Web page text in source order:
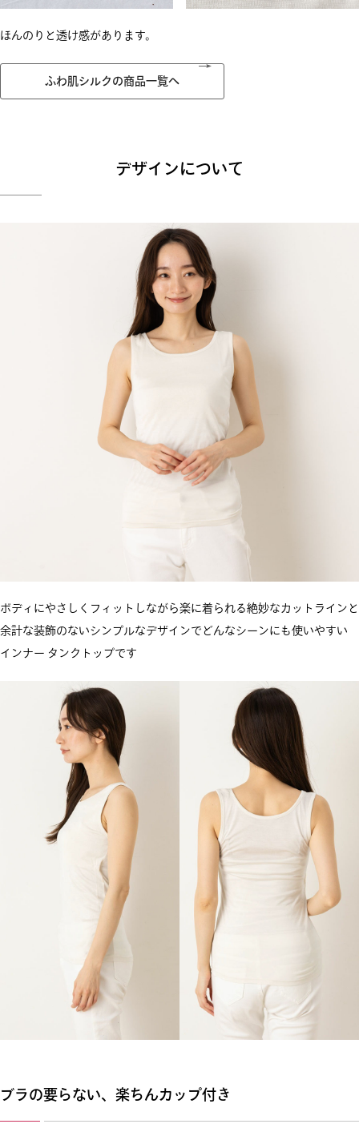
ほんのりと透け感があります。
ふわ肌シルクの商品一覧へ
デザインについて
ボディにやさしくフィットしながら楽に着られる絶妙なカットラインと
余計な装飾のないシンプルなデザインでどんなシーンにも使いやすい
インナー タンクトップです
ブラの要らない、楽ちんカップ付き